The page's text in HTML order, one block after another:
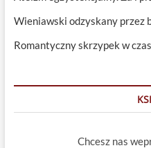
Wieniawski odzyskany przez
Romantyczny skrzypek w
Chcesz nas